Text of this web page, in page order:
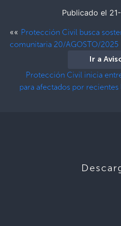
Publicado el
«« Protección Civil busca
comunitaria 20/AGOSTO/2025
Ir a
Protección Civil inicia
para afectados por